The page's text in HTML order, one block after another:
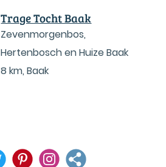
Trage Tocht Baak
Zevenmorgenbos,
Hertenbosch en Huize Baak
8 km,Baak